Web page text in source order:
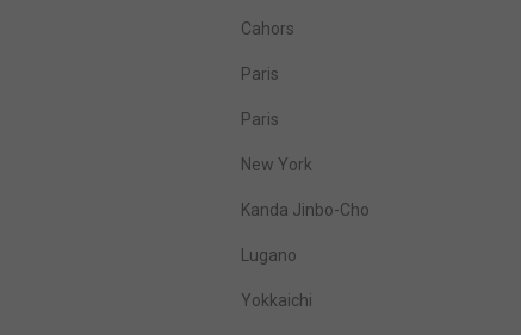
Cahors
Paris
Paris
New York
Kanda Jinbo-Cho
Lugano
Yokkaichi